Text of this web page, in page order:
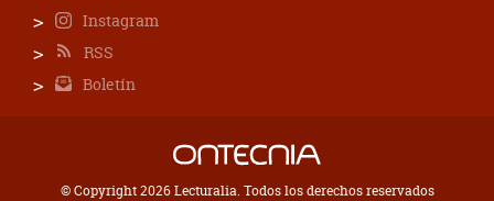
Instagram
RSS
Boletín
© Copyright 2026 Lecturalia. Todos los derechos reservados